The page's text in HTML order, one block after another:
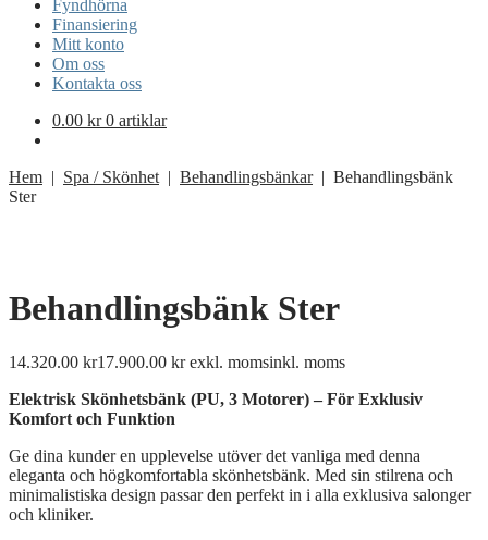
Fyndhörna
Finansiering
Mitt konto
Om oss
Kontakta oss
0.00 kr 0 artiklar
Hem | Spa / Skönhet | Behandlingsbänkar| Behandlingsbänk
Ster
Behandlingsbänk Ster
14.320.00 kr17.900.00 kr exkl. momsinkl. moms
Elektrisk Skönhetsbänk (PU, 3 Motorer) –För Exklusiv
Komfort och Funktion
Ge dina kunderen upplevelse utöverdet vanliga med denna
eleganta och högkomfortabla skönhetsbänk. Med sin stilrena och
minimalistiska design passarden perfekt in i alla exklusiva salonger
och kliniker.